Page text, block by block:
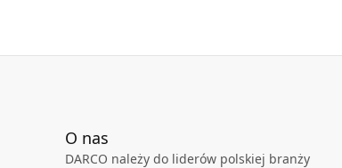
O nas
DARCO należy do liderów polskiej branży